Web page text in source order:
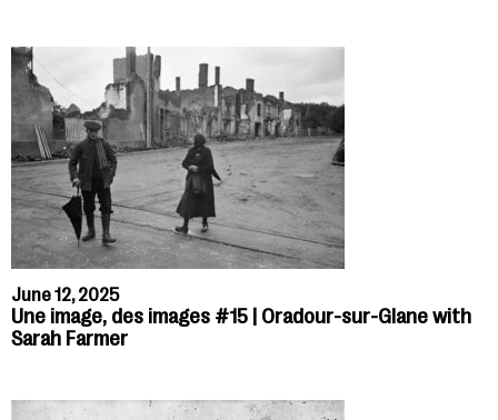
June 12, 2025
Une image, des images #15 | Oradour-sur-Glane with
Sarah Farmer